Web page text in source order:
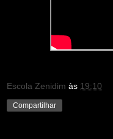
Escola Zenidim às 19:10
Compartilhar